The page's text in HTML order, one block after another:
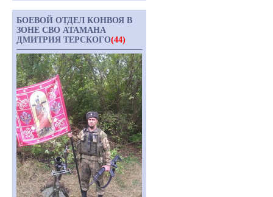
БОЕВОЙ ОТДЕЛ КОНВОЯ В
ЗОНЕ СВО АТАМАНА
ДМИТРИЯ ТЕРСКОГО(44)